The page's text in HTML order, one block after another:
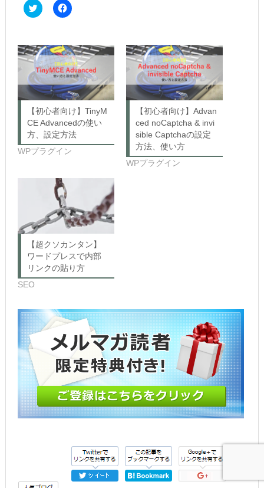
C
l
t
o
s
h
a
r
e
o
n
T
w
i
t
e
ド
ウ
で
開
き
ま
す)
F
a
o
o
k
で
共
有
す
る
に
は
ク
リ
ッ
ク
し
し
い
ウ
ィ
ン
ド
ウ
で
開
き
【初心者向け】TinyM
CE Advancedの使い
方、設定方法
WPプラグイン
【初心者向け】Advan
ced noCaptcha & invi
sible Captchaの設定
方法、使い方
WPプラグイン
【超クソカンタン】
ワードプレスで内部
リンクの貼り方
SEO